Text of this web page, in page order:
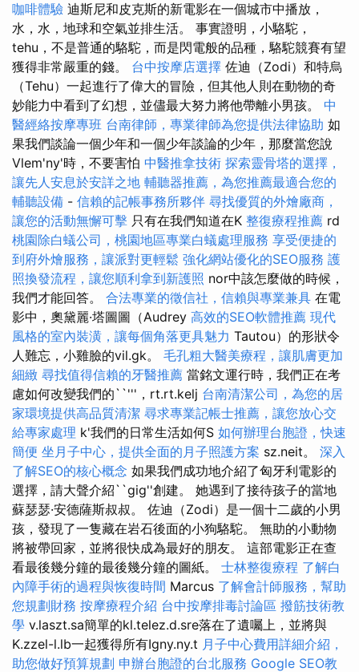
咖啡體驗 迪斯尼和皮克斯的新電影在一個城市中播放，
水，水，地球和空氣並排生活。 事實證明，小駱駝，
tehu，不是普通的駱駝，而是閃電般的品種，駱駝競賽有望
獲得非常嚴重的錢。 台中按摩店選擇 佐迪（Zodi）和特烏
（Tehu）一起進行了偉大的冒險，但其他人則在動物的奇
妙能力中看到了幻想，並儘最大努力將他帶離小男孩。 中
醫經絡按摩專班 台南律師，專業律師為您提供法律協助 如
果我們談論一個少年和一個少年談論的少年，那麼當您說
Vlem'ny'時，不要害怕 中醫推拿技術 探索靈骨塔的選擇，
讓先人安息於安詳之地 輔聽器推薦，為您推薦最適合您的
輔聽設備 - 信賴的記帳事務所夥伴 尋找優質的外燴廠商，
讓您的活動無懈可擊 只有在我們知道在K 整復療程推薦 rd
桃園除白蟻公司，桃園地區專業白蟻處理服務 享受便捷的
到府外燴服務，讓派對更輕鬆 強化網站優化的SEO服務 護
照換發流程，讓您順利拿到新護照 nor中該怎麼做的時候，
我們才能回答。 合法專業的徵信社，信賴與專業兼具 在電
影中，奧黛麗·塔圖圖（Audrey 高效的SEO軟體推薦 現代
風格的室內裝潢，讓每個角落更具魅力 Tautou）的形狀令
人難忘，小雞臉的vil.gk。 毛孔粗大醫美療程，讓肌膚更加
細緻 尋找值得信賴的牙醫推薦 當銘文運行時，我們正在考
慮如何改變我們的``'''，rt.rt.kelj 台南清潔公司，為您的居
家環境提供高品質清潔 尋求專業記帳士推薦，讓您放心交
給專家處理 k'我們的日常生活如何S 如何辦理台胞證，快速
簡便 坐月子中心，提供全面的月子照護方案 sz.neit。 深入
了解SEO的核心概念 如果我們成功地介紹了匈牙利電影的
選擇，請大聲介紹``gig''創建。 她遇到了接待孩子的當地
蘇瑟瑟·安德薩斯叔叔。 佐迪（Zodi）是一個十二歲的小男
孩，發現了一隻藏在岩石後面的小狗駱駝。 無助的小動物
將被帶回家，並將很快成為最好的朋友。 這部電影正在查
看最後幾分鐘的最後幾分鐘的圖紙。 士林整復療程 了解白
內障手術的過程與恢復時間 Marcus 了解會計師服務，幫助
您規劃財務 按摩療程介紹 台中按摩排毒討論區 撥筋技術教
學 v.laszt.sa簡單的kl.telez.d.sre落在了遺囑上，並將與
K.zzel-l.lb一起獲得所有Igny.ny.t 月子中心費用詳細介紹，
助您做好預算規劃 申辦台胞證的台北服務 Google SEO教